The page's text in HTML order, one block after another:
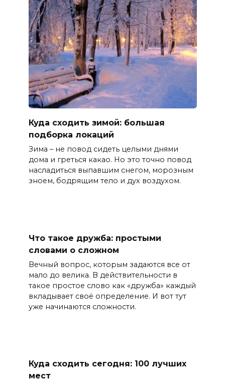
Куда сходить зимой: большая
подборка локаций
Зима – не повод сидеть целыми днями
дома и греться какао. Но это точно повод
насладиться выпавшим снегом, морозным
зноем, бодрящим тело и дух воздухом.
Что такое дружба: простыми
словами о сложном
Вечный вопрос, которым задаются все от
мало до велика. В действительности в
такое простое слово как «дружба» каждый
вкладывает своё определение. И вот тут
уже начинаются сложности.
Куда сходить сегодня: 100 лучших
мест